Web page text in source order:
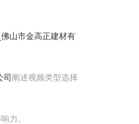
山市金高正建材有
司 阐述视频类型选择
力。